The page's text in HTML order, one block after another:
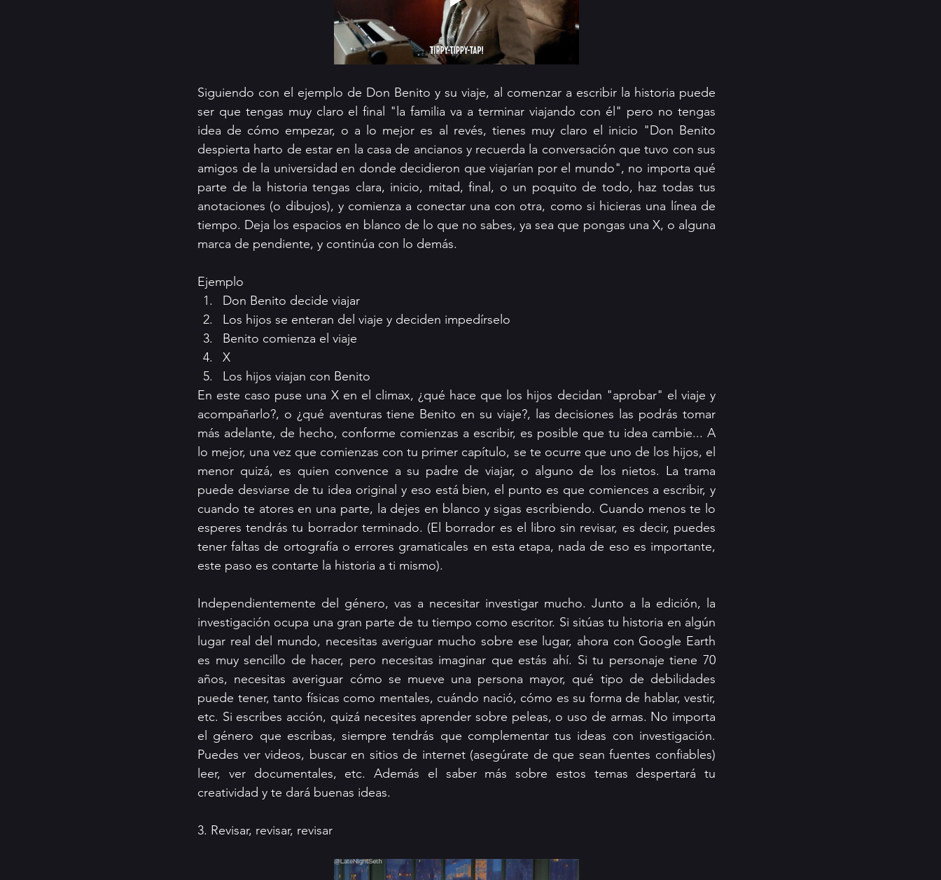
Siguiendo con el ejemplo de Don Benito y su viaje, al comenzar a escribir la historia puede
ser que tengas muy claro el final "la familia va a terminar viajando con él" pero no tengas
idea de cómo empezar, o a lo mejor es al revés, tienes muy claro el inicio "Don Benito
despierta harto de estar en la casa de ancianos y recuerda la conversación que tuvo con sus
amigos de la universidad en donde decidieron que viajarían por el mundo", no importa qué
parte de la historia tengas clara, inicio, mitad, final, o un poquito de todo, haz todas tus
anotaciones (o dibujos), y comienza a conectar una con otra, como si hicieras una línea de
tiempo. Deja los espacios en blanco de lo que no sabes, ya sea que pongas una X, o alguna
marca de pendiente, y continúa con lo demás.
Ejemplo
Don Benito decide viajar
Los hijos se enteran del viaje y deciden impedírselo
Benito comienza el viaje
X
Los hijos viajan con Benito
En este caso puse una X en el climax, ¿qué hace que los hijos decidan "aprobar" el viaje y
acompañarlo?, o ¿qué aventuras tiene Benito en su viaje?, las decisiones las podrás tomar
más adelante, de hecho, conforme comienzas a escribir, es posible que tu idea cambie... A
lo mejor, una vez que comienzas con tu primer capítulo, se te ocurre que uno de los hijos, el
menor quizá, es quien convence a su padre de viajar, o alguno de los nietos. La trama
puede desviarse de tu idea original y eso está bien, el punto es que comiences a escribir, y
cuando te atores en una parte, la dejes en blanco y sigas escribiendo. Cuando menos te lo
esperes tendrás tu borrador terminado. (El borrador es el libro sin revisar, es decir, puedes
tener faltas de ortografía o errores gramaticales en esta etapa, nada de eso es importante,
este paso es contarte la historia a ti mismo).
Independientemente del género, vas a necesitar investigar mucho. Junto a la edición, la
investigación ocupa una gran parte de tu tiempo como escritor. Si sitúas tu historia en algún
lugar real del mundo, necesitas averiguar mucho sobre ese lugar, ahora con Google Earth
es muy sencillo de hacer, pero necesitas imaginar que estás ahí. Si tu personaje tiene 70
años, necesitas averiguar cómo se mueve una persona mayor, qué tipo de debilidades
puede tener, tanto físicas como mentales, cuándo nació, cómo es su forma de hablar, vestir,
etc. Si escribes acción, quizá necesites aprender sobre peleas, o uso de armas. No importa
el género que escribas, siempre tendrás que complementar tus ideas con investigación.
Puedes ver videos, buscar en sitios de internet (asegúrate de que sean fuentes confiables)
leer, ver documentales, etc. Además el saber más sobre estos temas despertará tu
creatividad y te dará buenas ideas.
3. Revisar, revisar, revisar